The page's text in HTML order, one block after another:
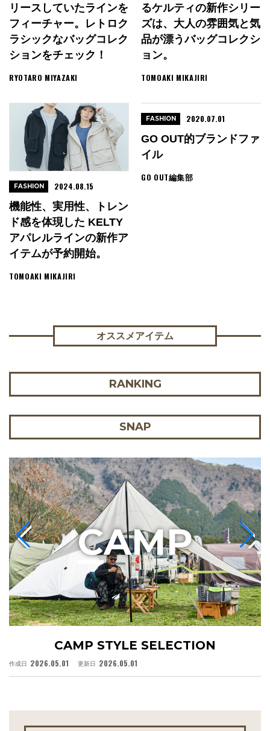
リースしていたラインを
フィーチャー。レトロク
ラシックなバッグコレク
ションをチェック！
RYOTARO MIYAZAKI
るケルティの新作シリー
ズは、大人の雰囲気と気
品が漂うバッグコレクシ
ョン。
TOMOAKI MIKAJIRI
機能性、実用性、トレン
ド感を体現した KELTY
アパレルラインの新作ア
イテムが予約開始。
TOMOAKI MIKAJIRI
FASHION 2024.08.15
GO OUT的ブランドファ
イル
GO OUT編集部
FASHION 2020.07.01
オススメアイテム
RANKING
SNAP
CAMP STYLE SELECTION
作成日 2026.05.01 更新日 2026.05.01
CAMP